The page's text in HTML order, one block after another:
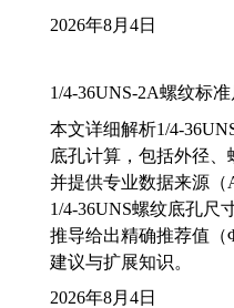
2026年8月4日
1/4-36UNS-2A螺纹标
本文详细解析1/4-
底孔计算，包括外径、
并提供专业数据来源（
1/4-36UNS螺纹底孔尺
推导给出精确推荐值（
建议与扩展知识。
2026年8月4日